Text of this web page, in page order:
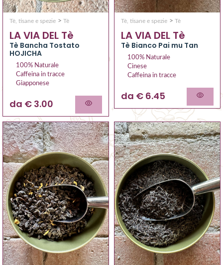
Tè, tisane e spezie > Tè
LA VIA DEL Tè
Tè Bancha Tostato
HOJICHA
100% Naturale
Caffeina in tracce
Giapponese
da € 3.00
Tè, tisane e spezie > Tè
LA VIA DEL Tè
Tè Bianco Pai mu Tan
100% Naturale
Cinese
Caffeina in tracce
da € 6.45